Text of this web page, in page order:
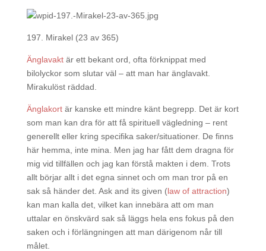
197. Mirakel (23 av 365)
Änglavaktär ett bekant ord, ofta förknippat med
bilolyckor som slutar väl – att man har änglavakt.
Mirakulöst räddad.
Änglakortär kanske ett mindre känt begrepp. Det är kort
som man kan dra för att få spirituell vägledning – rent
generellt eller kring specifika saker/situationer. De finns
här hemma, inte mina. Men jag har fått dem dragna för
mig vid tillfällen och jag kan förstå makten i dem. Trots
allt börjar allt i det egna sinnet och om man tror på en
sak så händer det. Ask and its given (law of attraction)
kan man kalla det, vilket kan innebära att om man
uttalar en önskvärd sak så läggs hela ens fokus på den
saken och i förlängningen att man därigenom når till
målet.